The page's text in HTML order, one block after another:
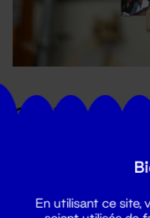
Gardons le lien
En utilisant ce site,